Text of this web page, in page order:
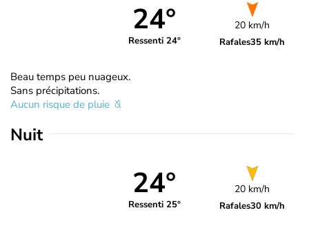
24°
Ressenti 24°
20 km/h
Rafales35 km/h
Beau temps peu nuageux.
Sans précipitations.
Aucun risque de pluie
Nuit
24°
Ressenti 25°
20 km/h
Rafales30 km/h